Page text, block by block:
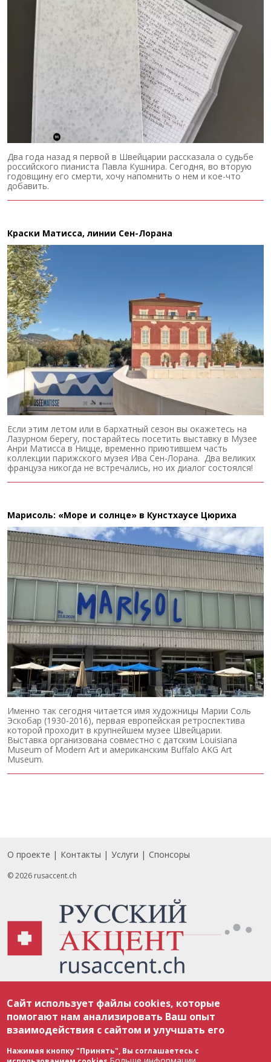
Два года назад я первой в Швейцарии рассказала о судьбе
российского пианиста Павла Кушнира. Сегодня, во вторую
годовщину его смерти, хочу напомнить о нем и кое-что
добавить.
Краски Матисса, линии Сен-Лорана
Если этим летом или в бархатный сезон вы окажетесь на
Лазурном берегу, постарайтесь посетить выставку в Музее
Анри Матисса в Ницце, временно приютившем часть
коллекции парижского музея Ива Сен-Лорана. Два великих
француза никогда не встречались, но их диалог состоялся!
Марисоль: «Море и солнце» в Кунстхаусе Цюриха
Именно так сегодня читается имя художницы Марии Соль
Эскобар (1930-2016), первая европейская ретроспектива
которой проходит в крупнейшем музее Швейцарии.
Выставка организована совместно с датским Louisiana
Museum of Modern Art и американским Buffalo AKG Art
Museum.
Footer
О проекте Контакты Услуги Спонсоры
© 2026 rusaccent.ch
соответствии с законодательством Швейцарии об авторском праве и
международными соглашениями. Полное или частичное использование
материалов возможно только с разрешения редакции. В случае полного
или частичного воспроизведения материалов сайта rusaccent.ch,
ОБЯЗАТЕЛЬНА АКТИВНАЯ ГИПЕРССЫЛКА на конкретный заимствованный
текст. Фотоизображения, размещенные редакцией rusaccent.ch, являются
ее исключительной собственностью. Полное или частичное
Сайт использует файлы cookies, которые
помогают нам анализировать Ваш опыт
взаимодействия с сайтом и улучшать его
Нажимая кнопку "Принять", Вы соглашаетесь с